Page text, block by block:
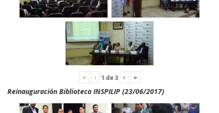
« ‹ 1 de3 › »
Reinauguración Biblioteca INSPILIP (23/06/2017)